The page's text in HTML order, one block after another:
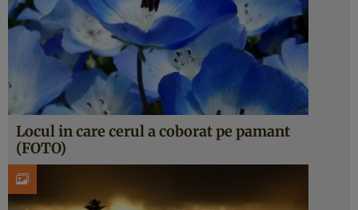
Locul in care cerul a coborat pe pamant
(FOTO)